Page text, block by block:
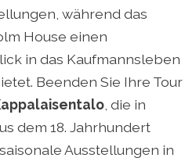
während das
House einen
in das Kaufmannsleben
Beenden Sie Ihre Tour
, die in
dem 18. Jahrhundert
Ausstellungen in